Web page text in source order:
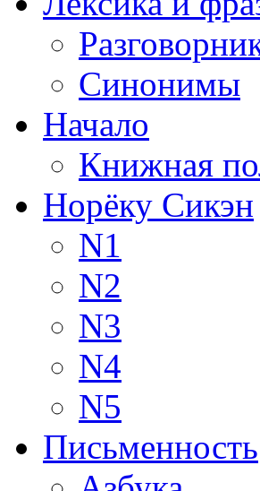
Синонимы
Начало
Книжная
Норёку Сикэн
N1
N2
N3
N4
N5
Письменность